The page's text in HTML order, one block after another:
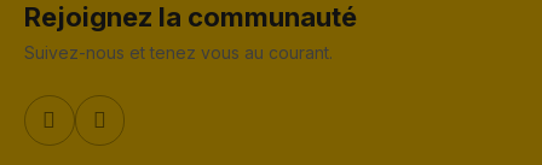
Rejoignez la communauté
Suivez-nous et tenez vous au courant.